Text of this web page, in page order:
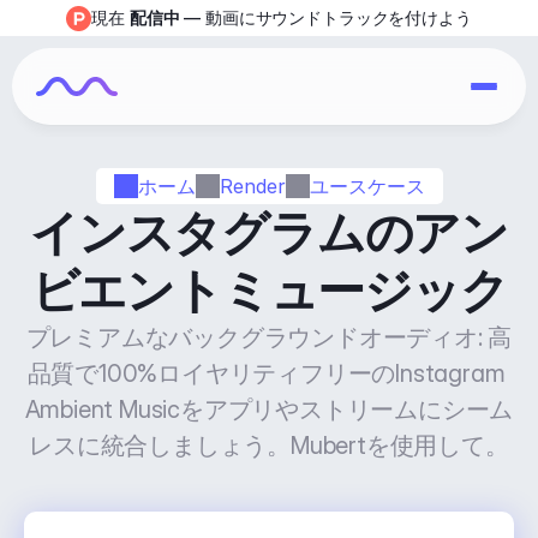
ホーム Render ユースケース
インスタグラムのアン
ビエントミュージック
プレミアムなバックグラウンドオーディオ: 高
品質で100%ロイヤリティフリーのInstagram
Ambient Musicをアプリやストリームにシーム
レスに統合しましょう。Mubertを使用して。
現在 配信中 — 動画にサウンドトラックを付けよう